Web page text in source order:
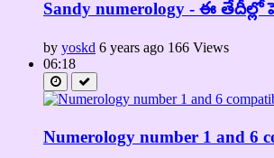
Sandy numerology - ఈ తేదీల్లో
by yoskd 6 years ago 166 Views
06:18
Numerology number 1 and